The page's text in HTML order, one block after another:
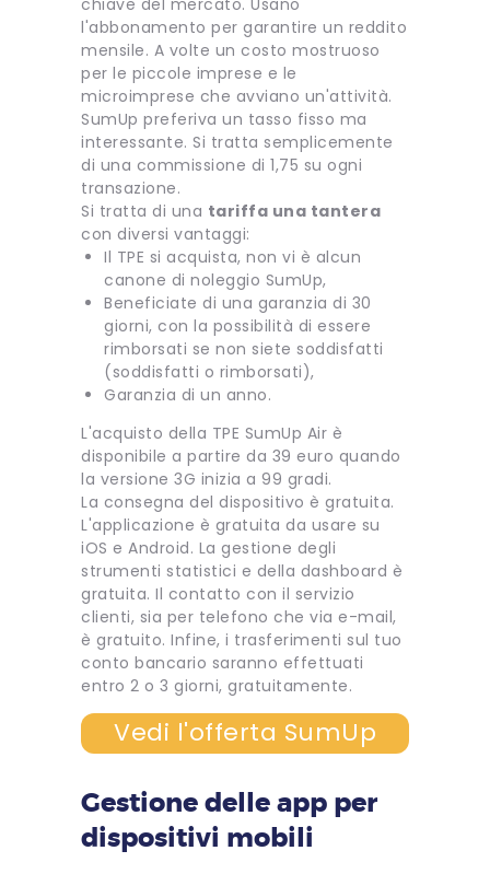
l'abbonamento per garantire un reddito
mensile. A volte un costo mostruoso
per le piccole imprese e le
microimprese che avviano un'attività.
SumUp preferiva un tasso fisso ma
interessante. Si tratta semplicemente
di una commissione di 1,75 su ogni
transazione.
Si tratta di una tariffa una tantera
con diversi vantaggi:
Il TPE si acquista, non vi è alcun
canone di noleggio SumUp,
Beneficiate di una garanzia di 30
giorni, con la possibilità di essere
rimborsati se non siete soddisfatti
(soddisfatti o rimborsati),
Garanzia di un anno.
L'acquisto della TPE SumUp Air è
disponibile a partire da 39 euro quando
la versione 3G inizia a 99 gradi.
La consegna del dispositivo è gratuita.
L'applicazione è gratuita da usare su
iOS e Android. La gestione degli
strumenti statistici e della dashboard è
gratuita. Il contatto con il servizio
clienti, sia per telefono che via e-mail,
è gratuito. Infine, i trasferimenti sul tuo
conto bancario saranno effettuati
entro 2 o 3 giorni, gratuitamente.
Vedi l'offerta SumUp
Gestione delle app per
dispositivi mobili